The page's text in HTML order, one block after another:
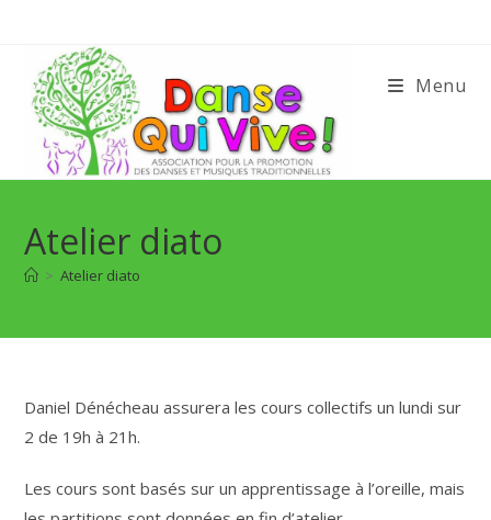
Menu
Atelier diato
> Atelier diato
Daniel Dénécheau assurera les cours collectifs un lundi sur
2 de 19h à 21h.
Les cours sont basés sur un apprentissage à l’oreille, mais